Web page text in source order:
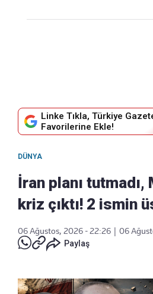
Linke Tıkla, Türkiye
Favorilerine Ekle!
DÜNYA
İran planı
kriz çıktı! 2 ismin
06 Ağustos, 2026 - 22:26
06
Paylaş